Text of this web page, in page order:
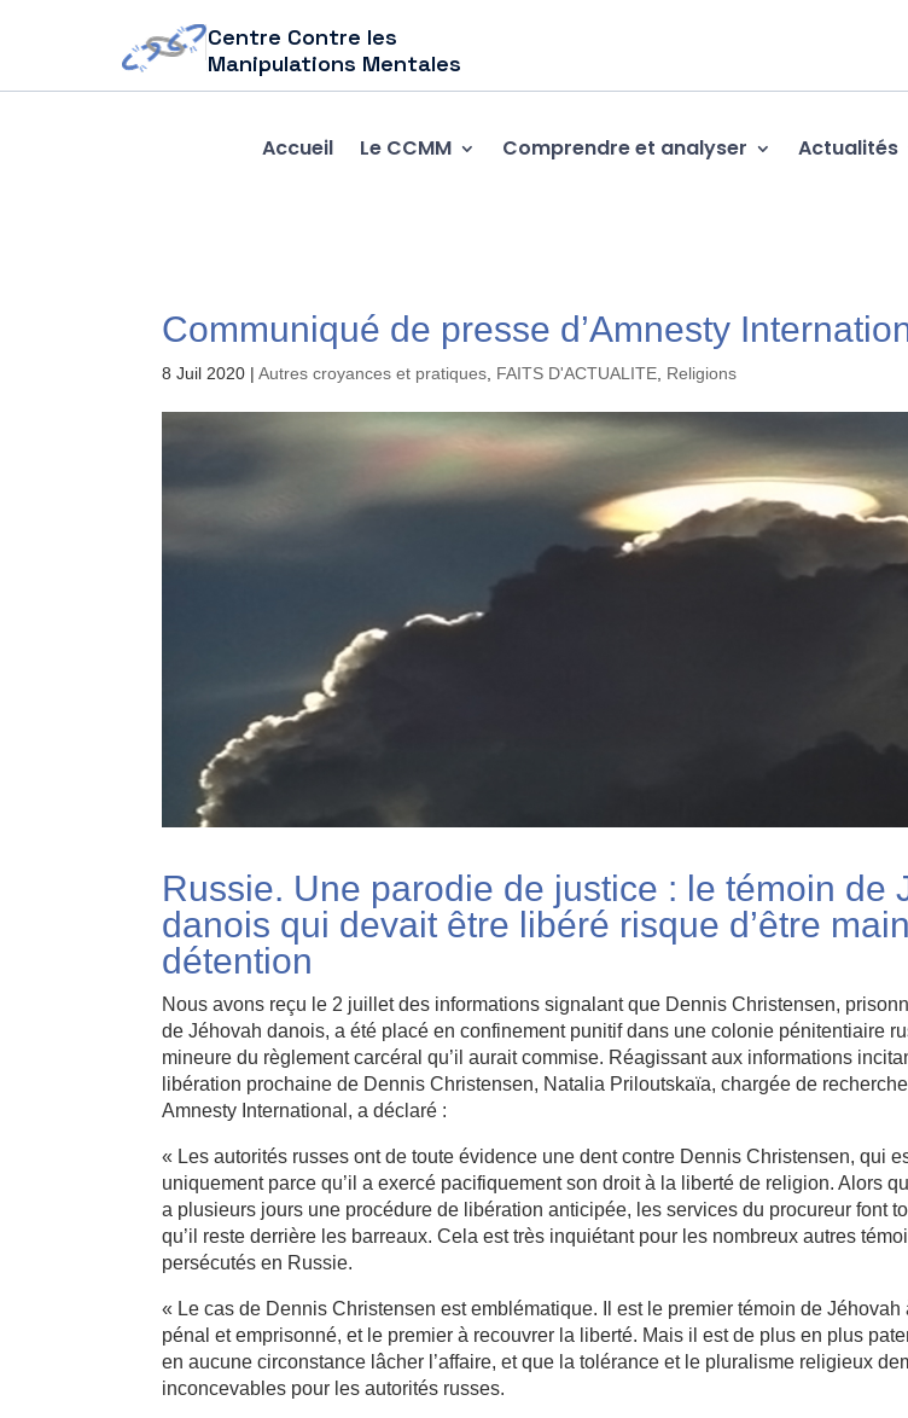
Centre Contre les
Manipulations Mentales
Accueil Le CCMM Comprendre et analyser Actualités
Communiqué de presse d’Amnesty
8 Juil 2020 |Autres croyances et pratiques FAITS D'ACTUALITE Religions
Russie. Une parodie de justice : le témoin de
danois qui devait être libéré risque d’être
détention
Nous avons reçu le 2 juillet des informations signalant que Dennis Christensen,
de Jéhovah danois, a été placé en confinement punitif dans une colonie pénitentiaire
mineure du règlement carcéral qu’il aurait commise. Réagissant aux informations
libération prochaine de Dennis Christensen, Natalia Priloutskaïa, chargée de
Amnesty International, a déclaré :
« Les autorités russes ont de toute évidence une dent contre Dennis Christensen, qui
uniquement parce qu’il a exercé pacifiquement son droit à la liberté de religion. Alors
a plusieurs jours une procédure de libération anticipée, les services du procureur font
qu’il reste derrière les barreaux. Cela est très inquiétant pour les nombreux autres
persécutés en Russie.
« Le cas de Dennis Christensen est emblématique. Il est le premier témoin de Jéhovah
pénal et emprisonné, et le premier à recouvrer la liberté. Mais il est de plus en plus
en aucune circonstance lâcher l’affaire, et que la tolérance et le pluralisme religieux
inconcevables pour les autorités russes.